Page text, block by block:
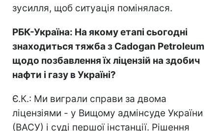
зусилля, щоб ситуація помінялася.
РБК-Україна: На якому етапі сьогодні
знаходиться тяжба з Cadogan Petroleum
щодо позбавлення їх ліцензій на здобич
нафти і газу в Україні?
Є.К.: Ми виграли справи за двома
ліцензіями - у Вищому адмінсуде України
(ВАСУ) і суді першої інстанції. Рішення